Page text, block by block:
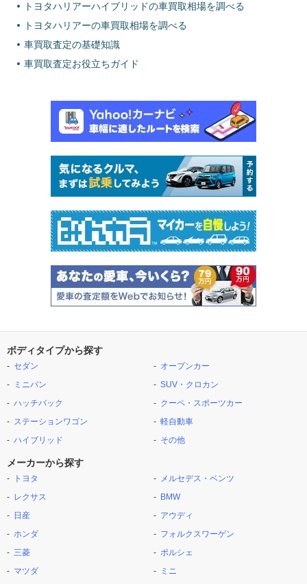
トヨタハリアーハイブリッドの車買取相場を調べる
トヨタハリアーの車買取相場を調べる
車買取査定の基礎知識
車買取査定お役立ちガイド
ボディタイプから探す
セダン
ミニバン
ハッチバック
ステーションワゴン
ハイブリッド
オープンカー
SUV・クロカン
クーペ・スポーツカー
軽自動車
その他
メーカーから探す
トヨタ
レクサス
日産
ホンダ
三菱
マツダ
メルセデス・ベンツ
BMW
アウディ
フォルクスワーゲン
ポルシェ
ミニ